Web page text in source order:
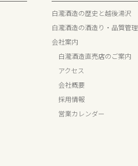
白瀧酒造の歴史と越後湯沢
白瀧酒造の酒造り・品質管理
会社案内
白瀧酒造直売店のご案内
アクセス
会社概要
採用情報
営業カレンダー